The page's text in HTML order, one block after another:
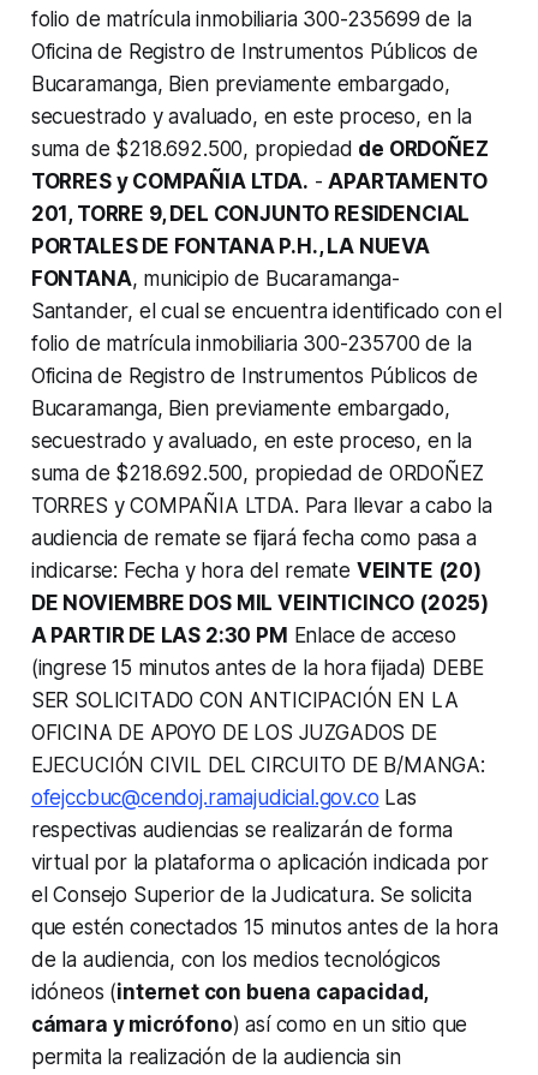
folio de matrícula inmobiliaria 300-235699 de la
Oficina de Registro de Instrumentos Públicos de
Bucaramanga, Bien previamente embargado,
secuestrado y avaluado, en este proceso, en la
suma de $218.692.500, propiedad de ORDOÑEZ
TORRES y COMPAÑIA LTDA. -APARTAMENTO
201, TORRE 9, DEL CONJUNTO RESIDENCIAL
PORTALES DE FONTANA P.H., LA NUEVA
FONTANA, municipio de Bucaramanga-
Santander, el cual se encuentra identificado con el
folio de matrícula inmobiliaria 300-235700 de la
Oficina de Registro de Instrumentos Públicos de
Bucaramanga, Bien previamente embargado,
secuestrado y avaluado, en este proceso, en la
suma de $218.692.500, propiedad de ORDOÑEZ
TORRES y COMPAÑIA LTDA. Para llevar a cabo la
audiencia de remate se fijará fecha como pasa a
indicarse: Fecha y hora del remate VEINTE (20)
DE NOVIEMBRE DOS MIL VEINTICINCO (2025)
A PARTIR DE LAS 2:30 PM Enlace de acceso
(ingrese 15 minutos antes de la hora fijada) DEBE
SER SOLICITADO CON ANTICIPACIÓN EN LA
OFICINA DE APOYO DE LOS JUZGADOS DE
EJECUCIÓN CIVIL DEL CIRCUITO DE B/MANGA:
ofejccbuc@cendoj.ramajudicial.gov.co Las
respectivas audiencias se realizarán de forma
virtual por la plataforma o aplicación indicada por
el Consejo Superior de la Judicatura. Se solicita
que estén conectados 15 minutos antes de la hora
de la audiencia, con los medios tecnológicos
idóneos (internet con buena capacidad,
cámara y micrófono) así como en un sitio que
permita la realización de la audiencia sin